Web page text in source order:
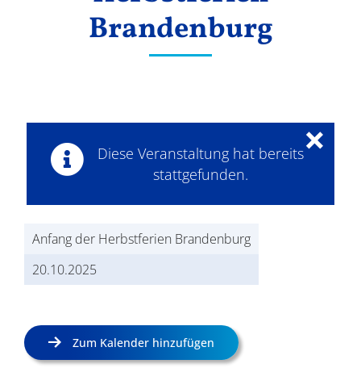
Brandenburg
Diese Veranstaltung hat bereits
stattgefunden.
×
Anfang der Herbstferien Brandenburg
20.10.2025
Zum Kalender hinzufügen